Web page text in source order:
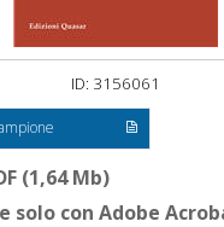
ID: 3156061
(1,64 Mb)
solo con Adobe